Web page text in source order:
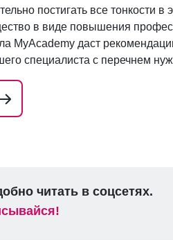
постигать все тонкости в
в виде повышения
MyAcademy даст
специалиста с перечнем
читать в соцсетях.